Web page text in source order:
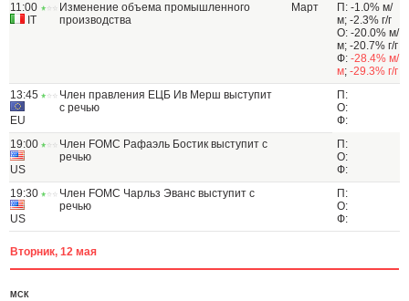
11:00
IT
Изменение объема промышленного
производства
Март
П: -1.0% м/
м; -2.3% г/г
О: -20.0% м/
м; -20.7% г/г
Ф: -28.4% м/
м; -29.3% г/г
13:45
EU
Член правления ЕЦБ Ив Мерш выступит
с речью
П:
О:
Ф:
19:00
US
Член FOMC Рафаэль Бостик выступит с
речью
П:
О:
Ф:
19:30
US
Член FOMC Чарльз Эванс выступит с
речью
П:
О:
Ф:
Вторник, 12 мая
МСК